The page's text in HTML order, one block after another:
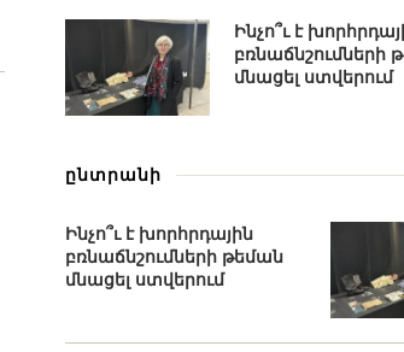
Ինչո՞ւ է
բռնաճնշումների
մնացել ստվերում
ընտրանի
Ինչո՞ւ է խորհրդային
բռնաճնշումների թեման
մնացել ստվերում